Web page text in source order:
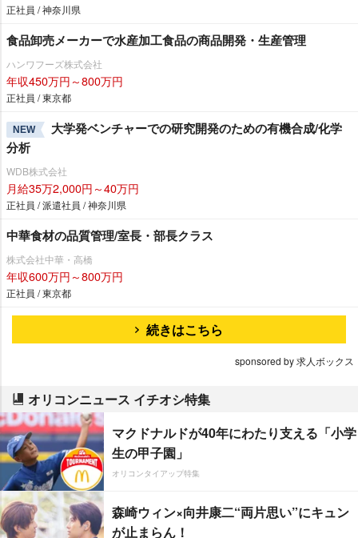
正社員 / 神奈川県
食品卸売メーカーで水産加工食品の商品開発・生産管理
ハンワフーズ株式会社
年収450万円～800万円
正社員 / 東京都
NEW
大学発ベンチャーでの研究開発のための有機合成/化学
分析
WDB株式会社
月給35万2,000円～40万円
正社員 / 派遣社員 / 神奈川県
中華食材の品質管理/室長・部長クラス
株式会社中華・高橋
年収600万円～800万円
正社員 / 東京都
続きはこちら
sponsored by 求人ボックス
オリコンニュース イチオシ特集
マクドナルドが40年にわたり支える「小学
生の甲子園」
オリコンタイアップ特集
森崎ウィン×向井康二“両片思い”にキュン
が止まらん！